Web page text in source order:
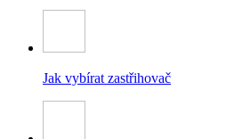
Jak vybírat zastřihovač